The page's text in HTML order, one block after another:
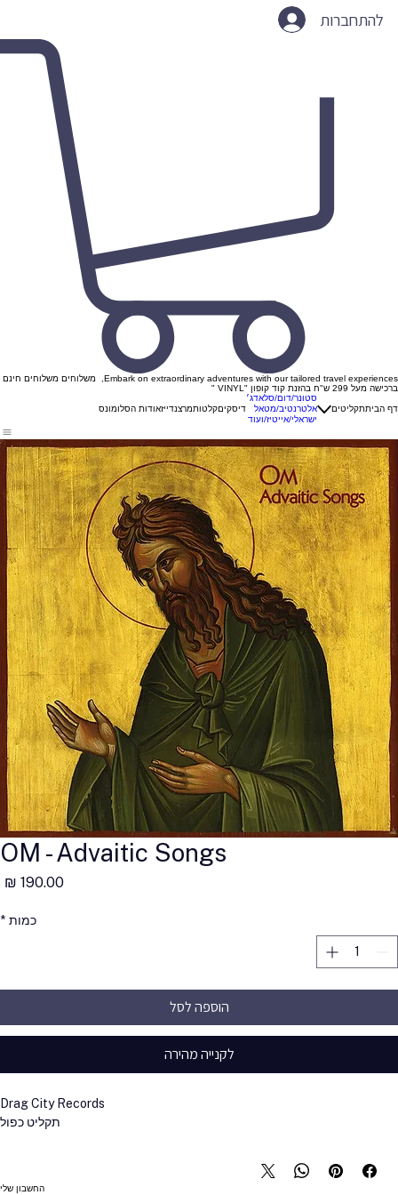
להתחברות
Embark on extraordinary adventures with our tailored travel experiences, משלוחים משלוחים חינם
ברכישה מעל 299 ש"ח בהזנת קוד קופון "VINYL "
דף הביתתקליטים
סטונר/דום/סלאדג׳
אלטרנטיב/מטאל
ישראלי/אייטיז/ועוד
דיסקיםקלטותמרצנדייזאודות הסלומונס
OM - Advaitic Songs
כמות *
הוספה לסל
לקנייה מהירה
Drag City Records
תקליט כפול
החשבון שלי